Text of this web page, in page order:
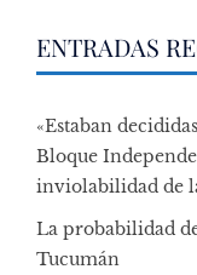
ENTRADAS
«Estaban
Bloque
inviolabilidad de
La probabilidad
Tucumán